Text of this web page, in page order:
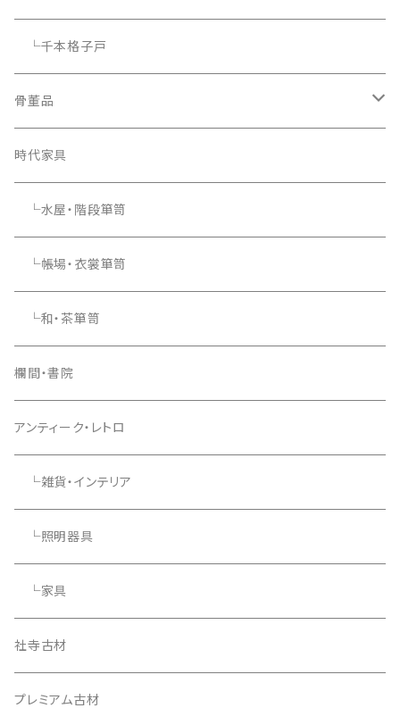
└千本格子戸
骨董品
骨董品
時代家具
└水屋・階段箪笥
└帳場・衣裳箪笥
└和・茶箪笥
欄間・書院
アンティーク・レトロ
└雑貨・インテリア
└照明器具
└家具
社寺古材
プレミアム古材